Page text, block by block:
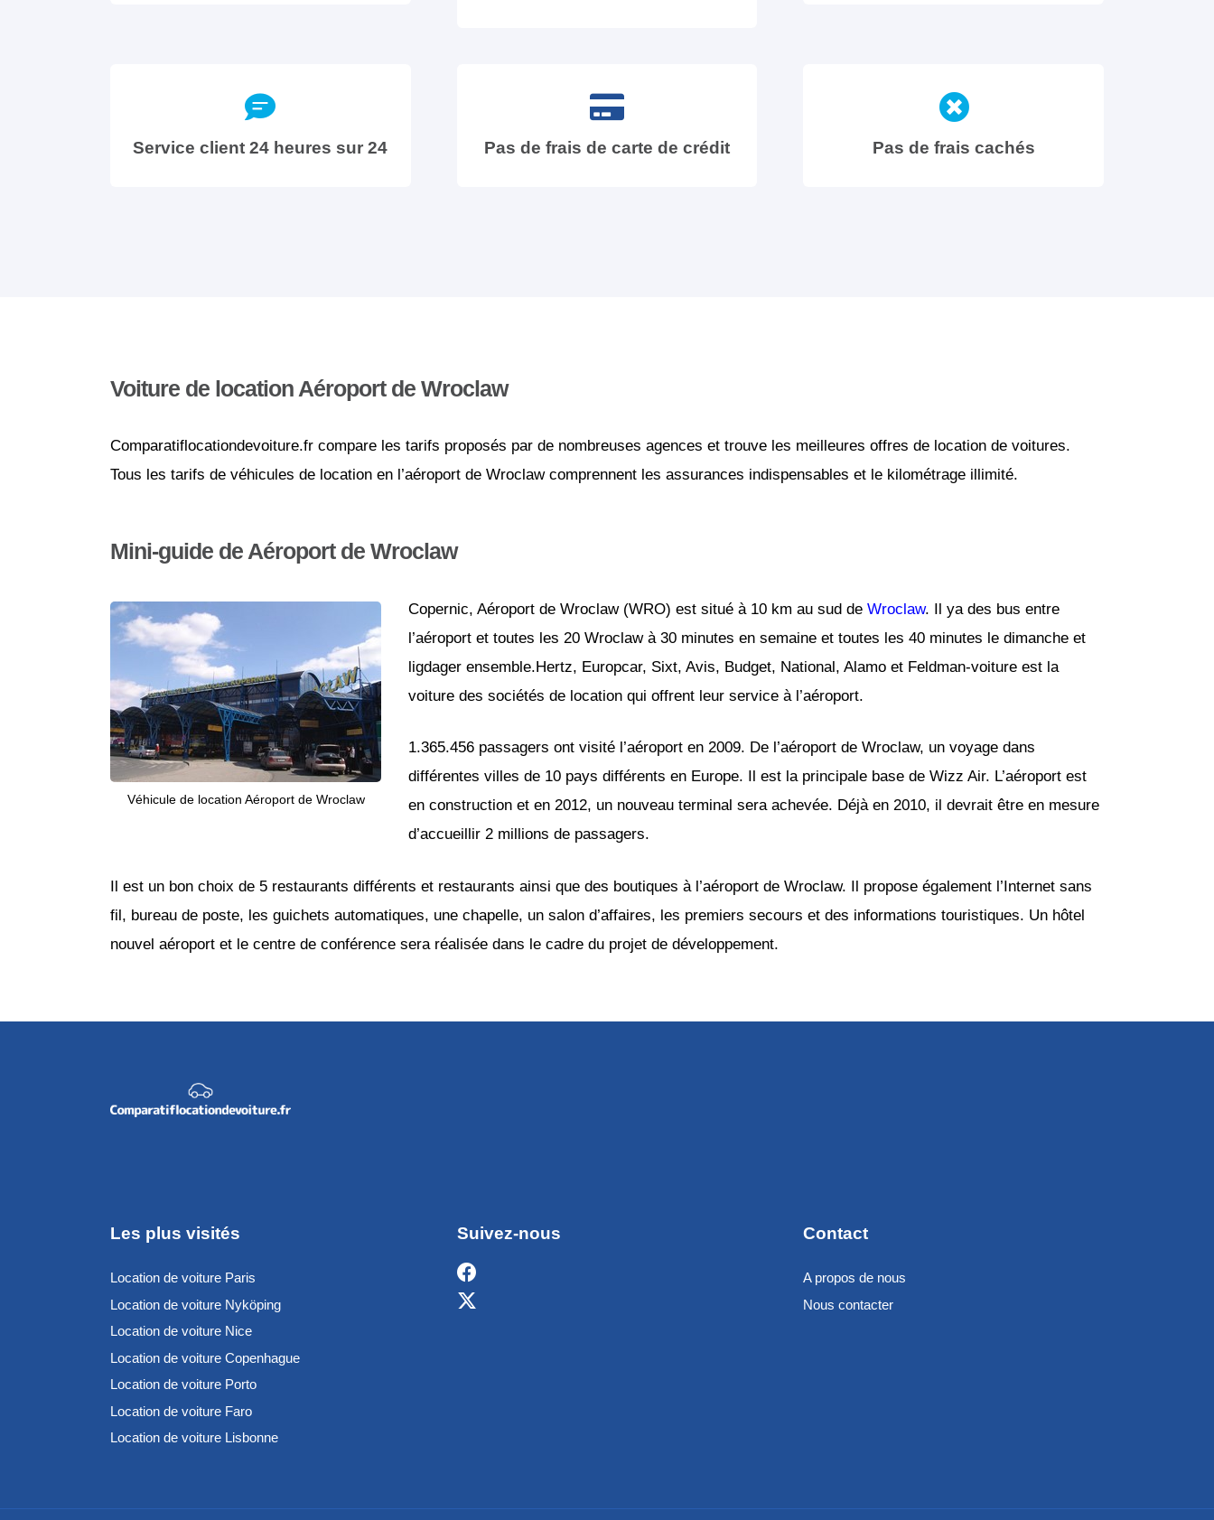
Service client 24 heures sur 24 Pas de frais de carte de crédit Pas de frais cachés
Voiture de location Aéroport de Wroclaw
Comparatiflocationdevoiture.fr compare les tarifs proposés par de nombreuses agences et trouve les meilleures offres de location de voitures.
Tous les tarifs de véhicules de location en l’aéroport de Wroclaw comprennent les assurances indispensables et le kilométrage illimité.
Mini-guide de Aéroport de Wroclaw
Véhicule de location Aéroport de Wroclaw
Copernic, Aéroport de Wroclaw (WRO) est situé à 10 km au sud de Wroclaw. Il ya des bus entre
l’aéroport et toutes les 20 Wroclaw à 30 minutes en semaine et toutes les 40 minutes le dimanche et
ligdager ensemble.Hertz, Europcar, Sixt, Avis, Budget, National, Alamo et Feldman-voiture est la
voiture des sociétés de location qui offrent leur service à l’aéroport.
1.365.456 passagers ont visité l’aéroport en 2009. De l’aéroport de Wroclaw, un voyage dans
différentes villes de 10 pays différents en Europe. Il est la principale base de Wizz Air. L’aéroport est
en construction et en 2012, un nouveau terminal sera achevée. Déjà en 2010, il devrait être en mesure
d’accueillir 2 millions de passagers.
Il est un bon choix de 5 restaurants différents et restaurants ainsi que des boutiques à l’aéroport de Wroclaw. Il propose également l’Internet sans
fil, bureau de poste, les guichets automatiques, une chapelle, un salon d’affaires, les premiers secours et des informations touristiques. Un hôtel
nouvel aéroport et le centre de conférence sera réalisée dans le cadre du projet de développement.
Les plus visités
Location de voiture Paris
Location de voiture Nyköping
Location de voiture Nice
Location de voiture Copenhague
Location de voiture Porto
Location de voiture Faro
Location de voiture Lisbonne
Suivez-nous Contact
A propos de nous
Nous contacter